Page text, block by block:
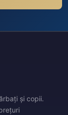
și copii.